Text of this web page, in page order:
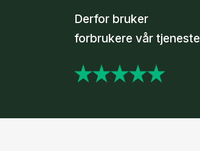
Derfor bruker
forbrukere vår tjeneste